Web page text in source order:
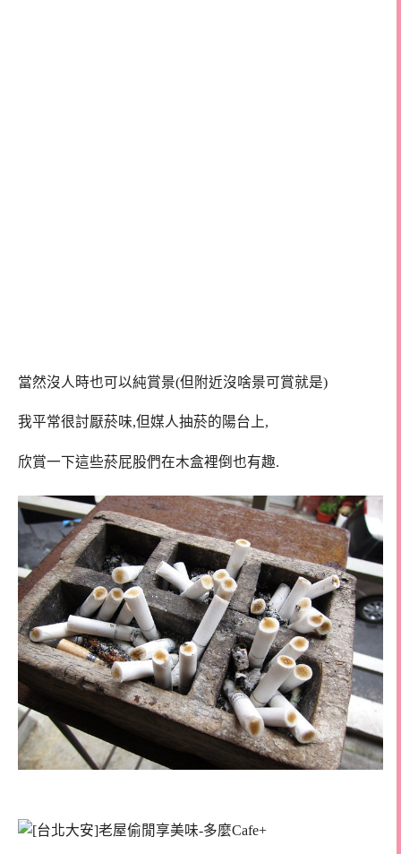
當然沒人時也可以純賞景(但附近沒啥景可賞就是)
我平常很討厭菸味,但媒人抽菸的陽台上,
欣賞一下這些菸屁股們在木盒裡倒也有趣.